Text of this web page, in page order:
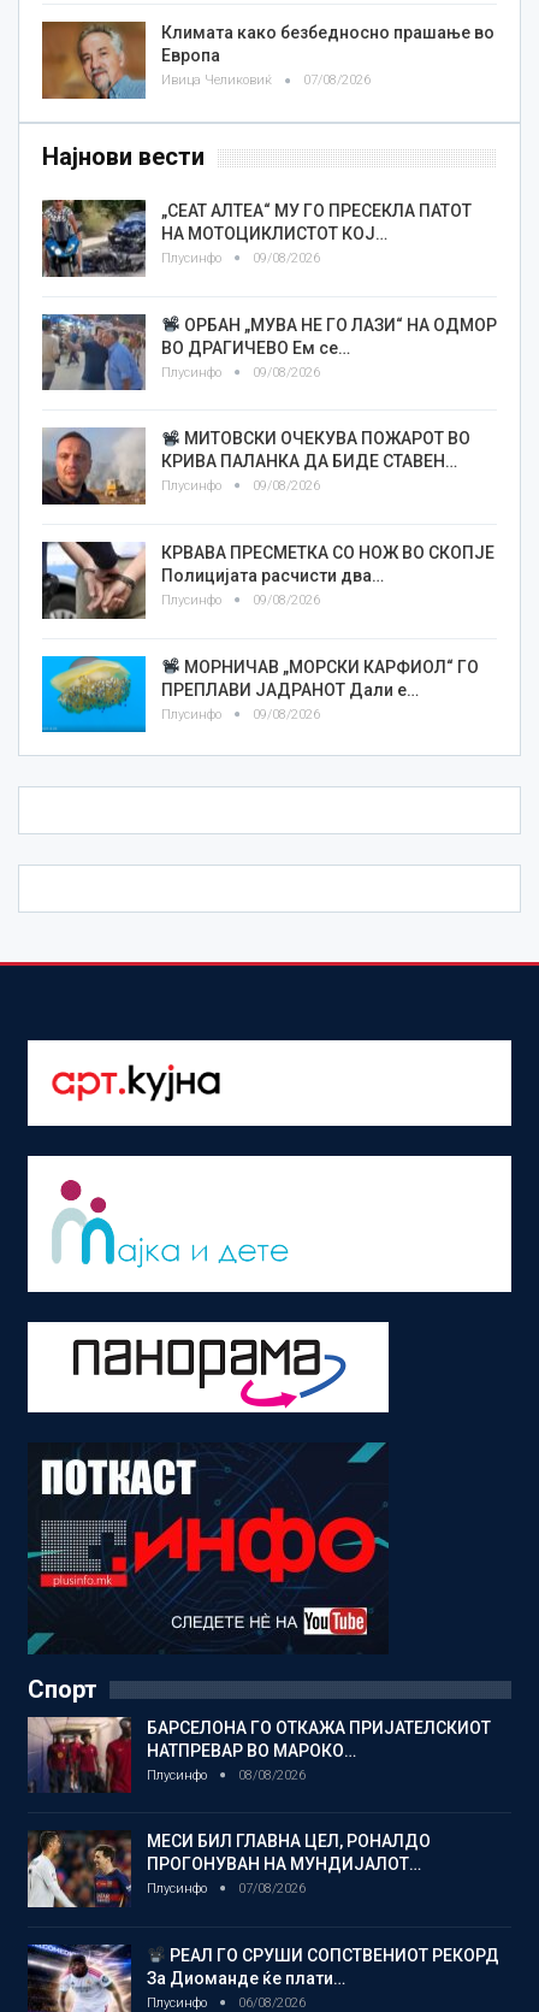
Климата како безбедносно прашање во
Европа
Ивица Челиковиќ 07/08/2026
Најнови вести
„СЕАТ АЛТЕА“ МУ ГО ПРЕСЕКЛА ПАТОТ
НА МОТОЦИКЛИСТОТ КОЈ…
Плусинфо 09/08/2026
ОРБАН „МУВА НЕ ГО ЛАЗИ“ НА ОДМОР
ВО ДРАГИЧЕВО Ем се…
Плусинфо 09/08/2026
МИТОВСКИ ОЧЕКУВА ПОЖАРОТ ВО
КРИВА ПАЛАНКА ДА БИДЕ СТАВЕН…
Плусинфо 09/08/2026
КРВАВА ПРЕСМЕТКА СО НОЖ ВО СКОПЈЕ
Полицијата расчисти два…
Плусинфо 09/08/2026
МОРНИЧАВ „МОРСКИ КАРФИОЛ“ ГО
ПРЕПЛАВИ ЈАДРАНОТ Дали е…
Плусинфо 09/08/2026
Спорт
БАРСЕЛОНА ГО ОТКАЖА ПРИЈАТЕЛСКИОТ
НАТПРЕВАР ВО МАРОКО…
Плусинфо 08/08/2026
МЕСИ БИЛ ГЛАВНА ЦЕЛ, РОНАЛДО
ПРОГОНУВАН НА МУНДИЈАЛОТ…
Плусинфо 07/08/2026
РЕАЛ ГО СРУШИ СОПСТВЕНИОТ РЕКОРД
За Диоманде ќе плати…
Плусинфо 06/08/2026